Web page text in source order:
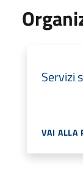
Servizi
VAI ALLA